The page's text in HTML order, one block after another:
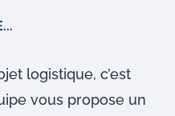
logistique, c’est
vous propose un